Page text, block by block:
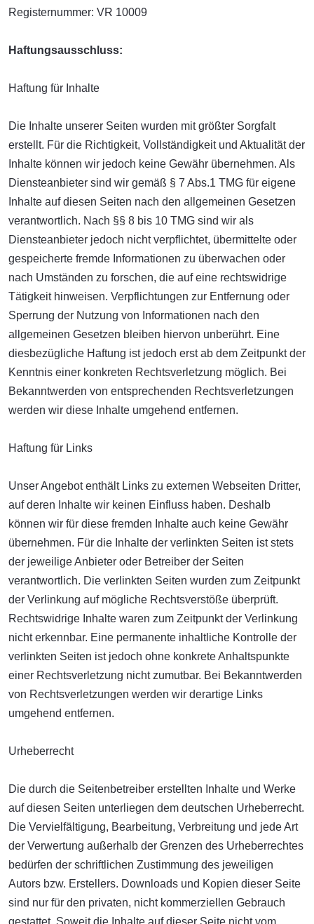
Registernummer: VR 10009
Haftungsausschluss:
Haftung für Inhalte
Die Inhalte unserer Seiten wurden mit größter Sorgfalt
erstellt. Für die Richtigkeit, Vollständigkeit und Aktualität der
Inhalte können wir jedoch keine Gewähr übernehmen. Als
Diensteanbieter sind wir gemäß § 7 Abs.1 TMG für eigene
Inhalte auf diesen Seiten nach den allgemeinen Gesetzen
verantwortlich. Nach §§ 8 bis 10 TMG sind wir als
Diensteanbieter jedoch nicht verpflichtet, übermittelte oder
gespeicherte fremde Informationen zu überwachen oder
nach Umständen zu forschen, die auf eine rechtswidrige
Tätigkeit hinweisen. Verpflichtungen zur Entfernung oder
Sperrung der Nutzung von Informationen nach den
allgemeinen Gesetzen bleiben hiervon unberührt. Eine
diesbezügliche Haftung ist jedoch erst ab dem Zeitpunkt der
Kenntnis einer konkreten Rechtsverletzung möglich. Bei
Bekanntwerden von entsprechenden Rechtsverletzungen
werden wir diese Inhalte umgehend entfernen.
Haftung für Links
Unser Angebot enthält Links zu externen Webseiten Dritter,
auf deren Inhalte wir keinen Einfluss haben. Deshalb
können wir für diese fremden Inhalte auch keine Gewähr
übernehmen. Für die Inhalte der verlinkten Seiten ist stets
der jeweilige Anbieter oder Betreiber der Seiten
verantwortlich. Die verlinkten Seiten wurden zum Zeitpunkt
der Verlinkung auf mögliche Rechtsverstöße überprüft.
Rechtswidrige Inhalte waren zum Zeitpunkt der Verlinkung
nicht erkennbar. Eine permanente inhaltliche Kontrolle der
verlinkten Seiten ist jedoch ohne konkrete Anhaltspunkte
einer Rechtsverletzung nicht zumutbar. Bei Bekanntwerden
von Rechtsverletzungen werden wir derartige Links
umgehend entfernen.
Urheberrecht
Die durch die Seitenbetreiber erstellten Inhalte und Werke
auf diesen Seiten unterliegen dem deutschen Urheberrecht.
Die Vervielfältigung, Bearbeitung, Verbreitung und jede Art
der Verwertung außerhalb der Grenzen des Urheberrechtes
bedürfen der schriftlichen Zustimmung des jeweiligen
Autors bzw. Erstellers. Downloads und Kopien dieser Seite
sind nur für den privaten, nicht kommerziellen Gebrauch
gestattet. Soweit die Inhalte auf dieser Seite nicht vom